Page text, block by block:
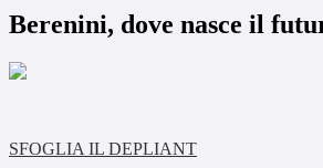
Berenini, dove nasce il
SFOGLIA IL DEPLIANT